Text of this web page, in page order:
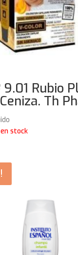
9.01 Rubio
Th
stock